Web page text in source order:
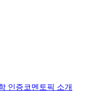
인증코멘토픽 소개